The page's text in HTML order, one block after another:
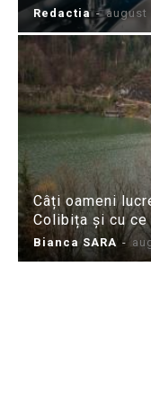
Redactia - august
Câți oameni
Colibița și cu
Bianca SARA -